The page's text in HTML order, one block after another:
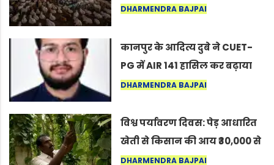
नागपुर में दिखा ऐसा नज़ारा कि
कर सकते हैं”
DHARMENDRA BAJPAI
कानपुर के आदित्य दुबे ने CUET-
PG में AIR 141 हासिल कर बढ़ाया
शहर का मान
DHARMENDRA BAJPAI
विश्व पर्यावरण दिवस: पेड़ आधारित
खेती से किसान की आय ₹30,000 से
बढ़कर ₹3 लाख प्रति एकड़ हुई
DHARMENDRA BAJPAI